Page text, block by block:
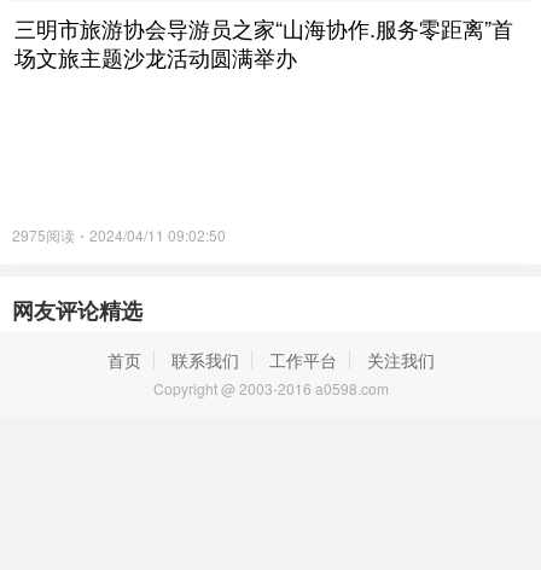
三明市旅游协会导游员之家“山海协作.服务零距离”首
场文旅主题沙龙活动圆满举办
2975阅读 2024/04/11 09:02:50
网友评论精选
首页 联系我们 工作平台 关注我们
Copyright @ 2003-2016 a0598.com